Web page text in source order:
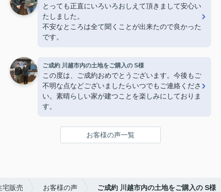
とっても正直にいろいろおしえて頂きまして安心い
たしました。
不安なところは全て聞くことが出来たので良かった
です。
ご成約 川越市内の土地をご購入の S様
この度は、ご成約おめでとうございます。今後もご
不明な点などございましたらいつでもご連絡くださ
い。素晴らしい家が建つことを楽しみにしておりま
す。
お客様の声一覧
宅販売 お客様の声 ご成約 川越市内の土地をご購入の S様